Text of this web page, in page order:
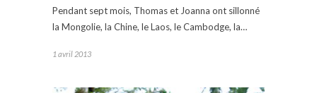
Pendant sept mois, Thomas et Joanna ont sillonné
la Mongolie, la Chine, le Laos, le Cambodge, la…
1 avril 2013